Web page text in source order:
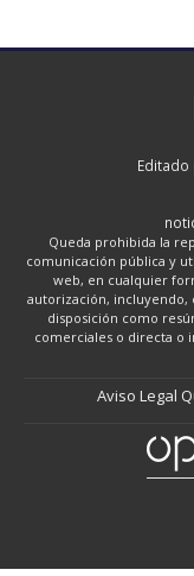
Editado
Queda prohibida la
comunicación pública y
web, en cualquier
autorización, incluyendo,
disposición como
comerciales o directa o
Aviso Legal